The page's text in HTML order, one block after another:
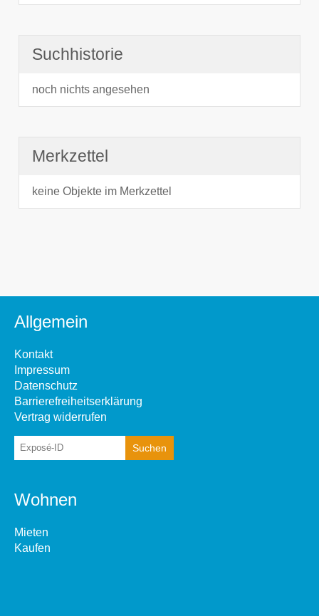
Suchhistorie
noch nichts angesehen
Merkzettel
keine Objekte im Merkzettel
Allgemein
Kontakt
Impressum
Datenschutz
Barrierefreiheitserklärung
Vertrag widerrufen
Wohnen
Mieten
Kaufen